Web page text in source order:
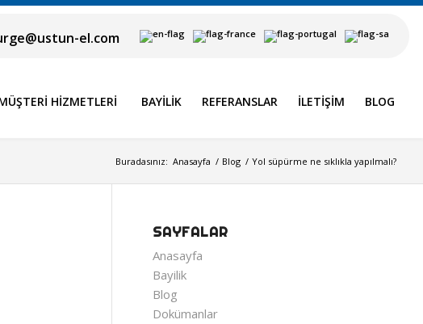
el.com
HIZMETLERI BAYILIK REFERANSLAR İLETIŞIM BLOG
Buradasınız: Anasayfa / Blog / Yol süpürme ne sıklıkla yapılmalı?
SAYFALAR
Anasayfa
Bayilik
Blog
Dokümanlar